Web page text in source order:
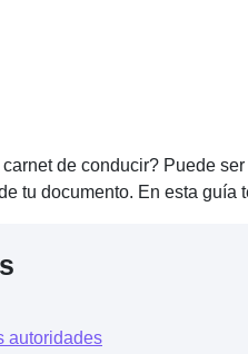
de conducir? Puede
tu documento. En esta
autoridades